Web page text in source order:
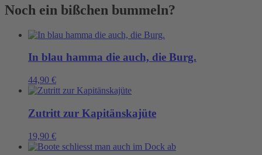
Tiefgang
Noch ein bißchen bummeln?
In blau hamma die auch, die Burg.
44,90 €
Zutritt zur Kapitänskajüte
19,90 €